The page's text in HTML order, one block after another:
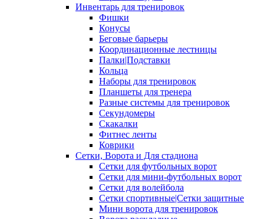
Инвентарь для тренировок
Фишки
Конусы
Беговые барьеры
Координационные лестницы
Палки|Подставки
Кольца
Наборы для тренировок
Планшеты для тренера
Разные системы для тренировок
Секундомеры
Скакалки
Фитнес ленты
Коврики
Сетки, Ворота и Для стадиона
Сетки для футбольных ворот
Сетки для мини-футбольных ворот
Сетки для волейбола
Сетки спортивные|Сетки защитные
Мини ворота для тренировок